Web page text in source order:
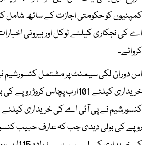
کمپنیوں کو حکومتی اجازت کے ساتھ شامل
اے کی نجکاری کیلئے لوکل اور بیرونی
کروائے۔
اس دوران لکی سیمنٹ پر مشتمل کنسورشیم
خریداری کیلئے 101ارب پچاس کروڑ
روپے کی بولی دیدی جب کہ عارف حبیب